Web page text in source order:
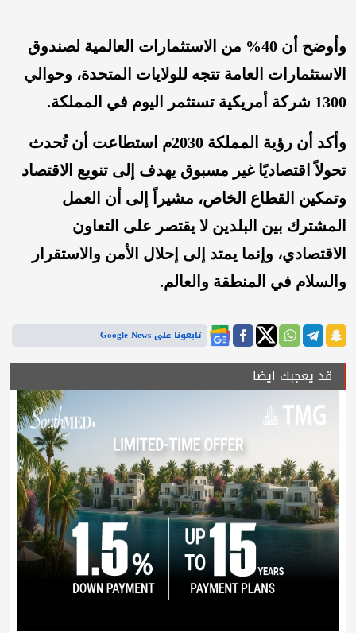
وأوضح أن 40% من الاستثمارات العالمية لصندوق
الاستثمارات العامة تتجه للولايات المتحدة، وحوالي
1300 شركة أمريكية تستثمر اليوم في المملكة.
وأكد أن رؤية المملكة 2030م استطاعت أن تُحدث
تحولاً اقتصاديًا غير مسبوق يهدف إلى تنويع الاقتصاد
وتمكين القطاع الخاص، مشيراً إلى أن العمل
المشترك بين البلدين لا يقتصر على التعاون
الاقتصادي، وإنما يمتد إلى إحلال الأمن والاستقرار
والسلام في المنطقة والعالم.
تابعونا على Google News
قد يعجبك ايضا